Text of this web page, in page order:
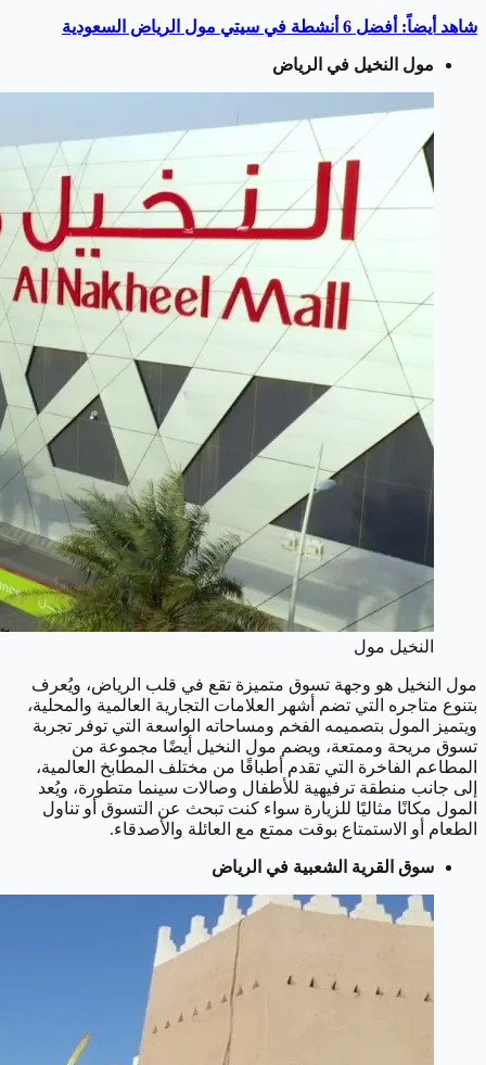
شاهد أيضاً: أفضل 6 أنشطة في سيتي مول الرياض السعودية
مول النخيل في الرياض
النخيل مول
مول النخيل هو وجهة تسوق متميزة تقع في قلب الرياض، ويُعرف
بتنوع متاجره التي تضم أشهر العلامات التجارية العالمية والمحلية،
ويتميز المول بتصميمه الفخم ومساحاته الواسعة التي توفر تجربة
تسوق مريحة وممتعة، ويضم مول النخيل أيضًا مجموعة من
المطاعم الفاخرة التي تقدم أطباقًا من مختلف المطابخ العالمية،
إلى جانب منطقة ترفيهية للأطفال وصالات سينما متطورة، ويُعد
المول مكانًا مثاليًا للزيارة سواء كنت تبحث عن التسوق أو تناول
الطعام أو الاستمتاع بوقت ممتع مع العائلة والأصدقاء.
سوق القرية الشعبية في الرياض